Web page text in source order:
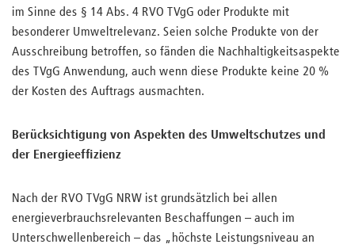
im Sinne des § 14 Abs. 4 RVO TVgG oder Produkte mit
besonderer Umweltrelevanz. Seien solche Produkte von der
Ausschreibung betroffen, so fänden die Nachhaltigkeitsaspekte
des TVgG Anwendung, auch wenn diese Produkte keine 20 %
der Kosten des Auftrags ausmachten.
Berücksichtigung von Aspekten des Umweltschutzes und
der Energieeffizienz
Nach der RVO TVgG NRW ist grundsätzlich bei allen
energieverbrauchsrelevanten Beschaffungen – auch im
Unterschwellenbereich – das „höchste Leistungsniveau an